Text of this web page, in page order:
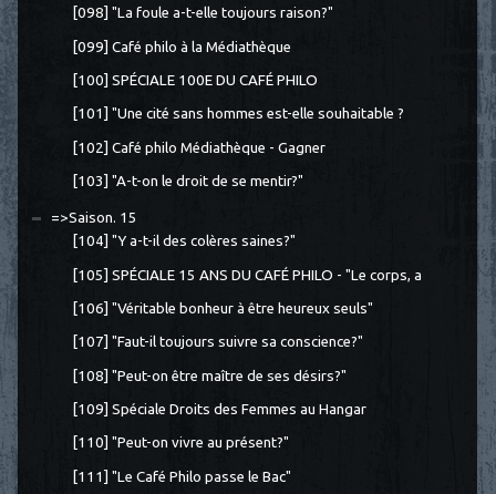
[098] "La foule a-t-elle toujours raison?"
[099] Café philo à la Médiathèque
[100] SPÉCIALE 100E DU CAFÉ PHILO
[101] "Une cité sans hommes est-elle souhaitable ?
[102] Café philo Médiathèque - Gagner
[103] "A-t-on le droit de se mentir?"
=>Saison. 15
[104] "Y a-t-il des colères saines?"
[105] SPÉCIALE 15 ANS DU CAFÉ PHILO - "Le corps, a
[106] "Véritable bonheur à être heureux seuls"
[107] "Faut-il toujours suivre sa conscience?"
[108] "Peut-on être maître de ses désirs?"
[109] Spéciale Droits des Femmes au Hangar
[110] "Peut-on vivre au présent?"
[111] "Le Café Philo passe le Bac"